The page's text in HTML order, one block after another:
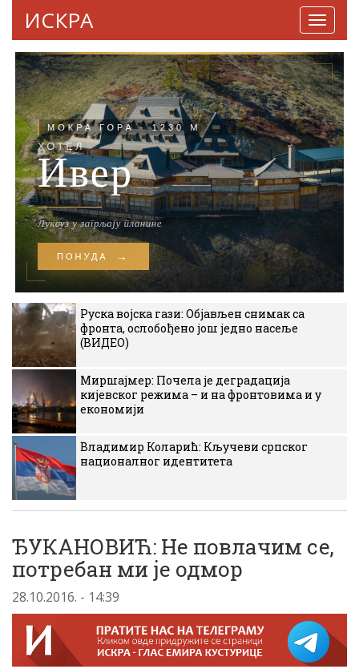
ИСКРА
Руска војска гази: Објављен снимак са
фронта, ослобођено још једно насеље
(ВИДЕО)
Миршајмер: Почела је деградација
кијевског режима – и на фронтовима и у
економији
Владимир Коларић: Кључеви српског
националног идентитета
ЂУКАНОВИЋ: Не повлачим се,
потребан ми је одмор
28.10.2016. - 14:39